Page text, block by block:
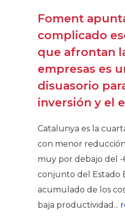
Foment
complicado
que afrontan
empresas es
disuasorio
inversión y el
Catalunya es la
con menor
muy por debajo del -
conjunto del Estado
acumulado de los
baja productividad...